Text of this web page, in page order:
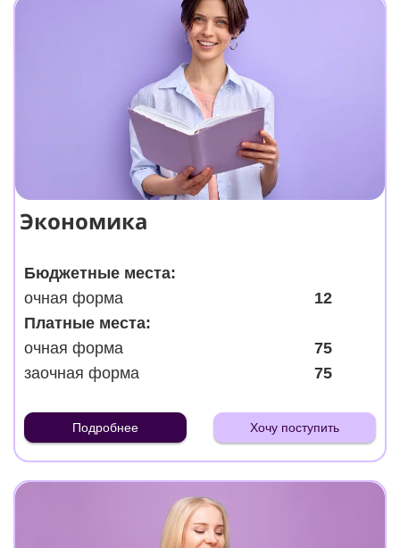
Экономика
Бюджетные места:
очная форма
Платные места:
очная форма
заочная форма
12
75
75
Подробнее Хочу поступить